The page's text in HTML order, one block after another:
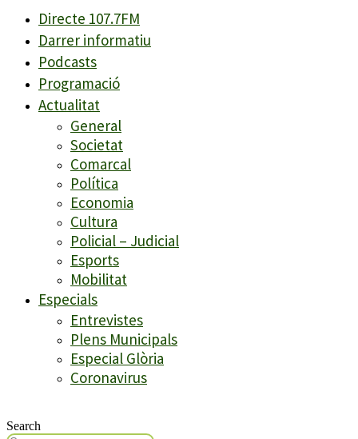
Directe 107.7FM
Darrer informatiu
Podcasts
Programació
Actualitat
General
Societat
Comarcal
Política
Economia
Cultura
Policial – Judicial
Esports
Mobilitat
Especials
Entrevistes
Plens Municipals
Especial Glòria
Coronavirus
Search